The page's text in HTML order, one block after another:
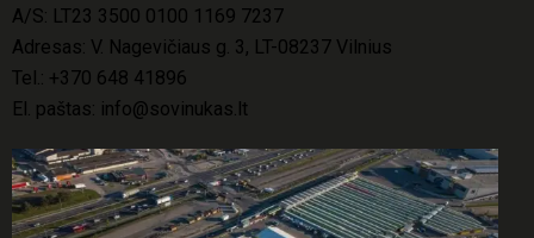
A/S: LT23 3500 0100 1169 7237
Adresas: V. Nagevičiaus g. 3, LT-08237 Vilnius
Tel.: +370 648 41896
El. paštas: info@sovinukas.lt